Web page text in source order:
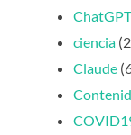
ciencia
Claude